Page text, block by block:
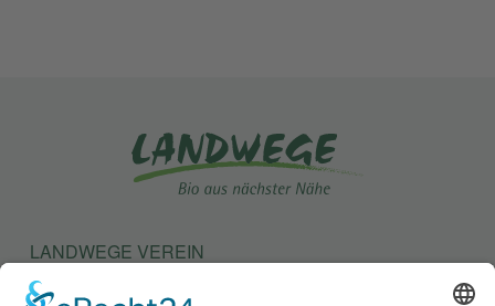
LANDWEGE VEREIN
LANDWEGE STIFTUNG